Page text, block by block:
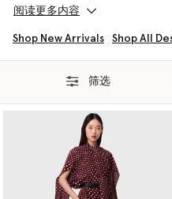
合红毯的长裙到在结构与柔美之
选。
裙装都与我们的奢华纯素手袋
Stella Mc Cartney连衣裙将大自
出业内备受欢迎的环保奢侈单
材料精心打造，不会对地球母亲
请在下方选购Stella McCartney
阅读更多内容
Shop New Arrivals Shop All
筛选